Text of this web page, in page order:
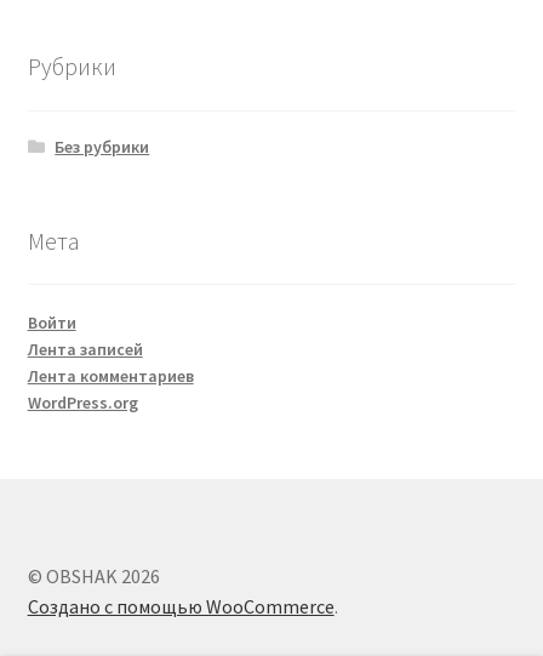
Рубрики
Без рубрики
Мета
Войти
Лента записей
Лента комментариев
WordPress.org
© OBSHAK 2026
Создано с помощью WooCommerce.